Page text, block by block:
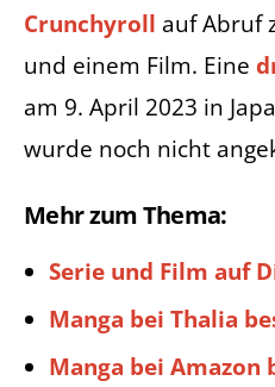
Crunchyroll auf Abruf
und einem Film. Eine
am 9. April 2023 in
wurde noch nicht
Mehr zum Thema:
Serie und Film auf
Manga bei Thalia
Manga bei Amazon